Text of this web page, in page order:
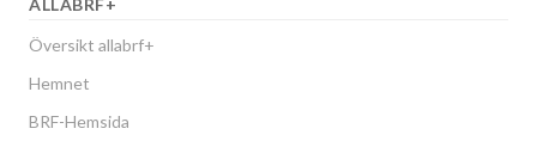
Översikt allabrf+
Hemnet
BRF-Hemsida